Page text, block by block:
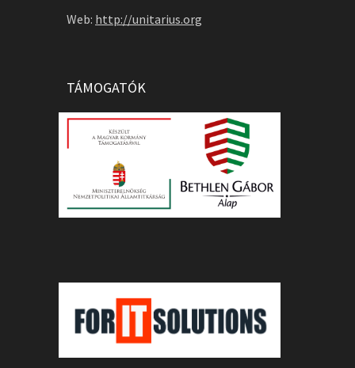
Web: http://unitarius.org
TÁMOGATÓK